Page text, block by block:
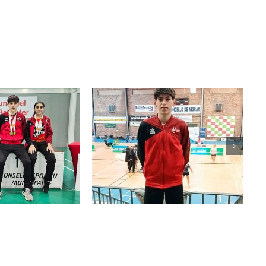
Feliu Terol
de
de
Pontevedra
Arnau Ballester del
CB Xàtiva
aconsegueix dos
ors en el Màster
Autonòmic de Les
Torres